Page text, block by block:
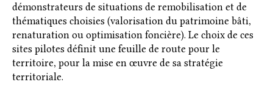
démonstrateurs de situations de remobilisation et de
thématiques choisies (valorisation du patrimoine bâti,
renaturation ou optimisation foncière). Le choix de ces
sites pilotes définit une feuille de route pour le
territoire, pour la mise en œuvre de sa stratégie
territoriale.